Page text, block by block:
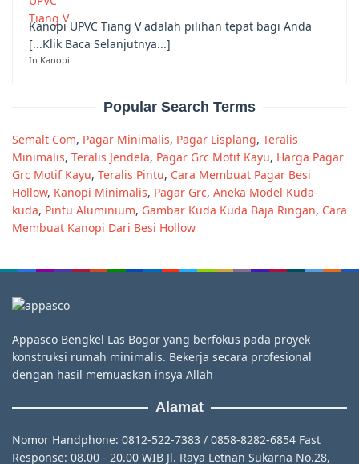
Kanopi UPVC Tiang V adalah pilihan tepat bagi Anda
[...Klik Baca Selanjutnya...]
In Kanopi
Popular Search Terms
Semalt Com, Pagar Minimalis, Pagar Lisplang, Teralis
Minimalis, Teralis Jendela, Pagar Grc Motif Kayu, Harga Pagar
Grc Motif Kayu, Teralis Pintu, Cara Membuat Pagar Besi
Hollow, Kanopi Minimalis, Pagar Grc, Aneka Model Kuda-
kuda, Pintu Aluminium, Gambar Kuda Kuda Baja Ringan, Cara
Membuat Kanopi Dari Besi Hollow
Appasco Bengkel Las Bogor yang berfokus pada proyek
konstruksi rumah minimalis. Bekerja secara profesional
dengan hasil memuaskan insya Allah
Alamat
Nomor Handphone: 0812-522-7383 / 0858-8282-6854 Fast
Response: 08.00 - 20.00 WIB Jl. Raya Letnan Sukarna No.28,